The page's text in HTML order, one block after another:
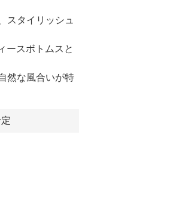
スタイリッシュ
ースボトムスと
然な風合いが特